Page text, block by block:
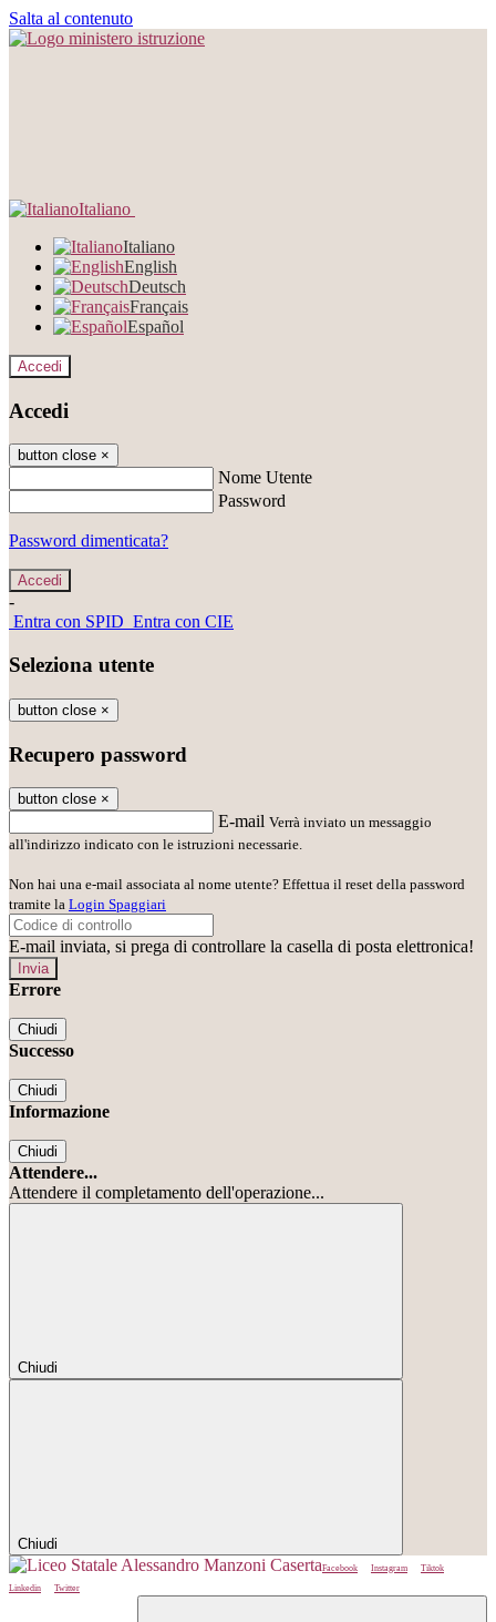
Salta al contenuto
Italiano
Italiano
English
Deutsch
Français
Español
Accedi
Accedi
button close ×
Nome Utente
Password
Password dimenticata?
-
Entra con SPID Entra con CIE
Seleziona utente
button close ×
Recupero password
button close ×
E-mail Verrà inviato un messaggio
all'indirizzo indicato con le istruzioni necessarie.
Non hai una e-mail associata al nome utente? Effettua il reset della password
tramite la Login Spaggiari
E-mail inviata, si prega di controllare la casella di posta elettronica!
Errore
Chiudi
Successo
Chiudi
Informazione
Chiudi
Attendere...
Attendere il completamento dell'operazione...
Chiudi
Chiudi
Facebook Instagram
Tiktok
Linkedin
Twitter